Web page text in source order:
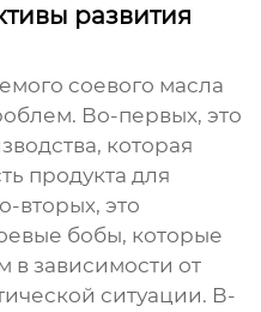
развития
соевого масла
Во-первых, это
которая
продукта для
вторых, это
бобы, которые
в зависимости от
ситуации. В-